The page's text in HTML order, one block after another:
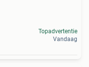
Topadvertentie
Vandaag